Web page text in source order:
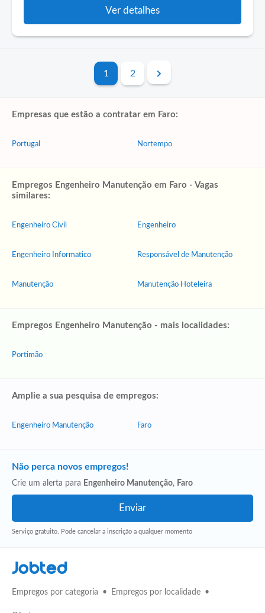
Ver detalhes
1 2
Empresas que estão a contratar em Faro:
Portugal Nortempo
Empregos Engenheiro Manutenção em Faro - Vagas
similares:
Engenheiro Civil
Engenheiro Informatico
Manutenção
Engenheiro
Responsável de Manutenção
Manutenção Hoteleira
Empregos Engenheiro Manutenção - mais localidades:
Portimão
Amplie a sua pesquisa de empregos:
Engenheiro Manutenção Faro
Não perca novos empregos!
Crie um alerta para Engenheiro Manutenção, Faro
Serviço gratuito. Pode cancelar a inscrição a qualquer momento
Jobted
Empregos por categoria Empregos por localidade